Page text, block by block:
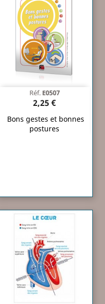
Réf. E0507
2,25 €
Bons gestes et bonnes
postures